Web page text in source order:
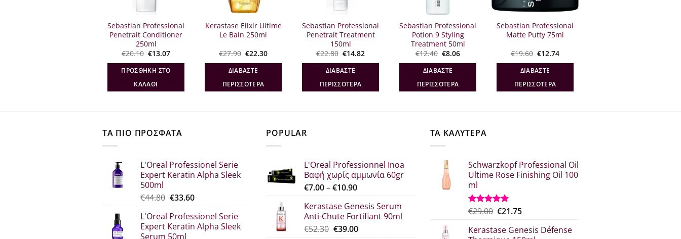
Sebastian Professional
Penetrait Conditioner
250ml
€20.10 Original
was:
€20.10.
€13.07Η
τιμή
είναι:
ΠΡΟΣΘΉΚΗ ΣΤΟ
ΚΑΛΆΘΙ
Kerastase Elixir Ultime
Le Bain 250ml
€27.90 Original
was:
€27.90.
€22.30Η
ΔΙΑΒΆΣΤΕ
ΠΕΡΙΣΣΌΤΕΡΑ
Sebastian Professional
Penetrait Treatment
150ml
€22.80 Original
was:
€22.80.
€14.82Η
ΔΙΑΒΆΣΤΕ
ΠΕΡΙΣΣΌΤΕΡΑ
Sebastian Professional
Potion 9 Styling
Treatment 50ml
€12.40 Original
was:
€12.40.
€8.06Η
ΔΙΑΒΆΣΤΕ
ΠΕΡΙΣΣΌΤΕΡΑ
Sebastian Professional
Matte Putty 75ml
€19.60 Original
was:
€19.60.
€12.74Η
ΔΙΑΒΆΣΤΕ
ΠΕΡΙΣΣΌΤΕΡΑ
ΤΑ ΠΙΟ ΠΡΟΣΦΑΤΑ
L'Oreal Professionel Serie
Expert Keratin Alpha Sleek
500ml
€44.80 Original
was:
€44.80.
€33.60Η
τιμή
είναι:
L'Oreal Professionel Serie
Expert Keratin Alpha Sleek
Serum 50ml
POPULAR
L'Oreal Professionnel Inoa
Βαφή χωρίς αμμωνία 60gr
€7.00–€10.90Price
€7.00
through
€10.90
Kerastase Genesis Serum
Anti-Chute Fortifiant 90ml
€52.30 Original
€39.00Η
ΤΑ ΚΑΛΥΤΕΡΑ
Schwarzkopf Professional Oil
Ultime Rose Finishing Oil 100
ml
Βαθμολογήθηκε
από 5
€29.00 Original
was:
€21.75Η
τιμή
Kerastase Genesis Défense